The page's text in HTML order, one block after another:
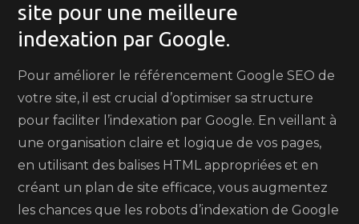
site pour une meilleure
indexation par Google.
Pour améliorer le référencement Google SEO de
votre site, il est crucial d’optimiser sa structure
pour faciliter l’indexation par Google. En veillant à
une organisation claire et logique de vos pages,
en utilisant des balises HTML appropriées et en
créant un plan de site efficace, vous augmentez
les chances que les robots d’indexation de Google